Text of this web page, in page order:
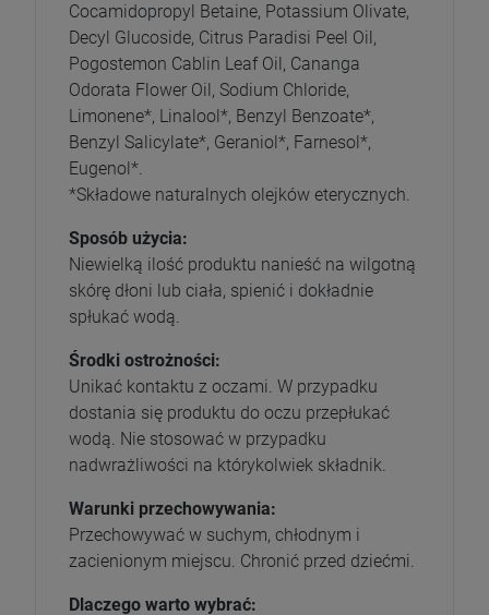
Cocamidopropyl Betaine, Potassium Olivate,
Decyl Glucoside, Citrus Paradisi Peel Oil,
Pogostemon Cablin Leaf Oil, Cananga
Odorata Flower Oil, Sodium Chloride,
Limonene*, Linalool*, Benzyl Benzoate*,
Benzyl Salicylate*, Geraniol*, Farnesol*,
Eugenol*.
*Składowe naturalnych olejków eterycznych.
Sposób użycia:
Niewielką ilość produktu nanieść na wilgotną
skórę dłoni lub ciała, spienić i dokładnie
spłukać wodą.
Środki ostrożności:
Unikać kontaktu z oczami. W przypadku
dostania się produktu do oczu przepłukać
wodą. Nie stosować w przypadku
nadwrażliwości na którykolwiek składnik.
Warunki przechowywania:
Przechowywać w suchym, chłodnym i
zacienionym miejscu. Chronić przed dziećmi.
Dlaczego warto wybrać: